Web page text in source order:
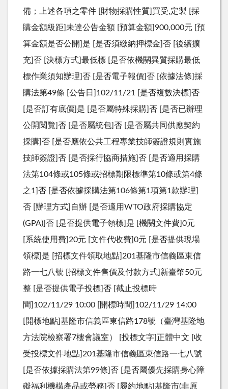
備；上述各項之零件 [財物採購性質]買受,定製 [採
購金額級距]未達公告金額 [預算金額]900,000元 [預
算金額是否公開]是 [是否須繳納押標金]否 [後續擴
充]否 [決標方式]最低標 [是否依機關異質採購最低
標作業須知辦理]否 [是否電子報價]否 [依據法條]採
購法第49條 [公告日]102/11/21 [是否複數決標]否
[是否訂有底價]是 [是否屬特殊採購]否 [是否已辦理
公開閱覽]否 [是否屬統包]否 [是否屬共同供應契約
採購]否 [是否應依公共工程專業技師簽證規則實施
技師簽證]否 [是否採行協商措施]否 [是否適用採購
法第104條或105條或招標期限標準第10條或第4條
之1]否 [是否依據採購法第106條第1項第1款辦理]
否 [辦理方式]自辦 [是否適用WTO政府採購協定
(GPA)]否 [是否提供電子領標]是 [機關文件費]0元
[系統使用費]20元 [文件代收費]0元 [是否提供現場
領標]是 [招標文件領取地點]201基隆市信義區東信
路一七八號 [招標文件售價及付款方式]新臺幣50元
整 [是否提供電子投標]否 [截止投標時
間]102/11/29 10:00 [開標時間]102/11/29 14:00
[開標地點]基隆市信義區東信路178號（臺灣基隆地
方法院檢察署7樓會議室） [投標文字]正體中文 [收
受投標文件地點]201基隆市信義區東信路一七八號
[是否依據採購法第99條]否 [是否屬優先採購身心障
礙福利機構產品或勞務]否 [履約地點]基隆市(非原